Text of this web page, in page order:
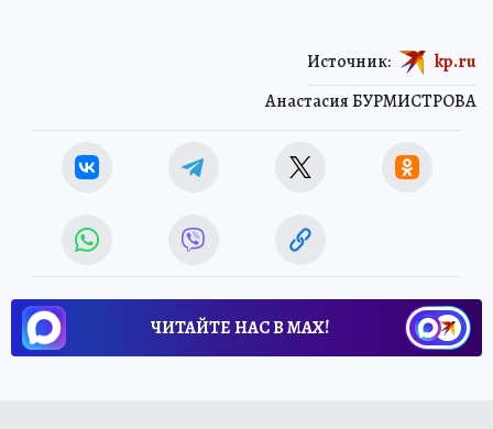
Анастасия БУРМИСТРОВА
Источник: kp.ru
ЧИТАЙТЕ НАС В МАХ!